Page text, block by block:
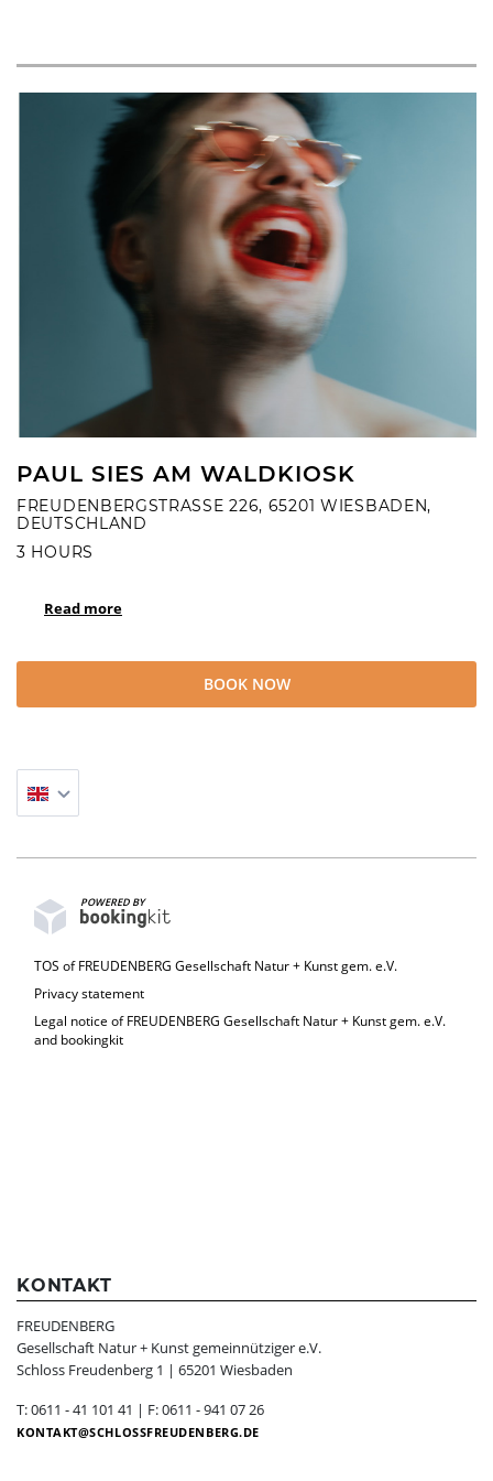
PAUL SIES AM WALDKIOSK
FREUDENBERGSTRASSE 226, 65201 WIESBADEN, D
EUTSCHLAND
3 HOURS
Read more
BOOK NOW
POWERED BY
TOS of FREUDENBERG Gesellschaft Natur + Kunst gem. e.V.
Privacy statement
Legal notice of FREUDENBERG Gesellschaft Natur + Kunst gem. e.V.
and bookingkit
KONTAKT
FREUDENBERG
Gesellschaft Natur + Kunst gemeinnütziger e.V.
Schloss Freudenberg 1 | 65201 Wiesbaden
T: 0611 - 41 101 41 | F: 0611 - 941 07 26
KONTAKT SCHLOSSFREUDENBERG.DE